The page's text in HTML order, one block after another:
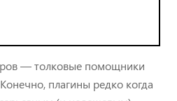
— толковые помощники
плагины редко когда